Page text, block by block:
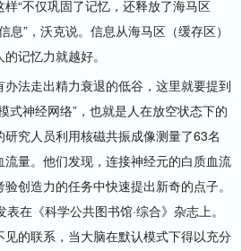
“不仅巩固了记忆，还释放了海马区
息”，沃克说。信息从海马区（缓存区）
记忆力就越好。
法走出精力衰退的低谷，这里就要提到
神经网络”，也就是人在放空状态下的
究人员利用核磁共振成像测量了63名
量。他们发现，连接神经元的白质血流
创造力的任务中快速提出新奇的点子。
在《科学公共图书馆·综合》杂志上。
的联系，当大脑在默认模式下得以充分